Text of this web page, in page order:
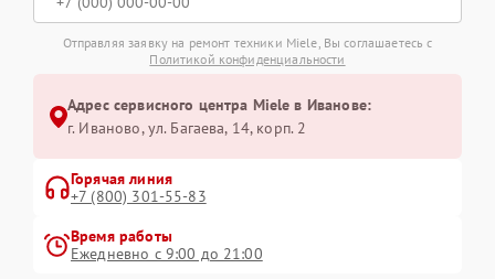
Отправляя заявку на ремонт техники Miele, Вы соглашаетесь с
Политикой конфиденциальности
Адрес сервисного центра Miele в Иванове:
г. Иваново, ул. Багаева, 14, корп. 2
Горячая линия
+7 (800) 301-55-83
Время работы
Ежедневно с 9:00 до 21:00